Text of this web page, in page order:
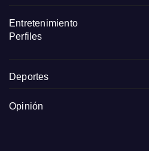
Entretenimiento
Perfiles
Deportes
Opinión